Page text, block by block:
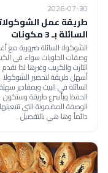
2026-07-30
طريقة عمل
السائلة بـ 3 مكونات
الشوكولا السائلة ضرورية مع
وصفات الحلويات سواء في
التارت والكريب وغيرها لذا
أسهل طريقة لتحضير الشوكولا
السائلة في البيت وبمقادير سهلة
الحفظ وبأسرع طريقة وستكون
الوصفة المضمونة التي تتبعينها
دائماً وها هي بالتفصيل .